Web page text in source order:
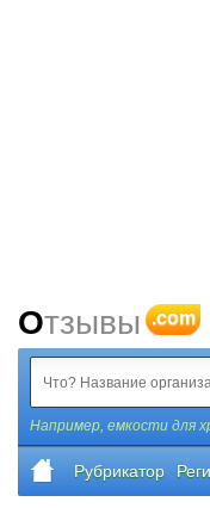
Отзывы .com
Например, емкости для
Рубрикатор